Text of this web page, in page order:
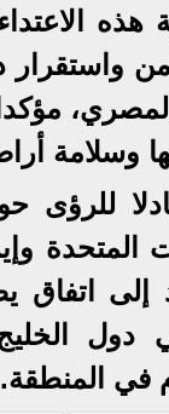
هذه
واستقرار
مؤكدا
وسلامة
للرؤى
اتفاق
في دول
في المنطقة.